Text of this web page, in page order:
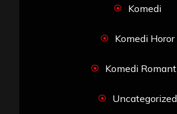
Komedi
Komedi Horor
Komedi
Uncategorized